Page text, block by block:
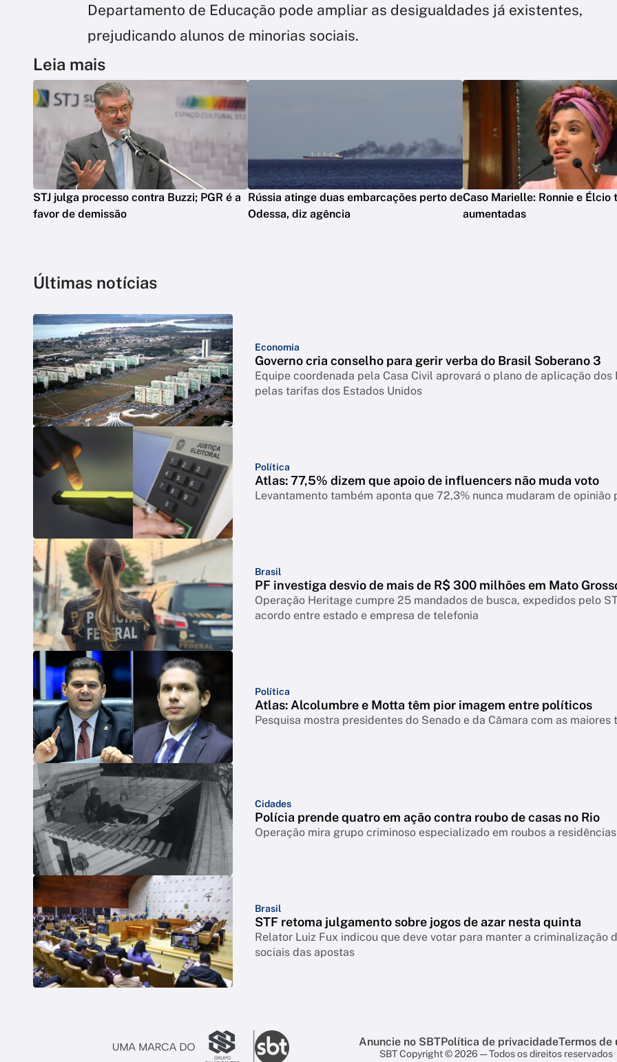
Departamento de Educação pode ampliar as desigualdades já existentes,
prejudicando alunos de minorias sociais.
Leia mais
STJ julga processo contra Buzzi; PGR é a
favor de demissão
Rússia atinge duas embarcações perto de
Odessa, diz agência
Caso Marielle: Ronnie e Élcio
aumentadas
Últimas notícias
Economia
Governo cria conselho para gerir verba do Brasil Soberano 3
Equipe coordenada pela Casa Civil aprovará o plano de aplicação
pelas tarifas dos Estados Unidos
Política
Atlas: 77,5% dizem que apoio de influencers não muda voto
Levantamento também aponta que 72,3% nunca mudaram de
Brasil
PF investiga desvio de mais de R$ 300 milhões em Mato
Operação Heritage cumpre 25 mandados de busca, expedidos pelo
acordo entre estado e empresa de telefonia
Política
Atlas: Alcolumbre e Motta têm pior imagem entre políticos
Pesquisa mostra presidentes do Senado e da Câmara com as
Cidades
Polícia prende quatro em ação contra roubo de casas no Rio
Operação mira grupo criminoso especializado em roubos a
Brasil
STF retoma julgamento sobre jogos de azar nesta quinta
Relator Luiz Fux indicou que deve votar para manter a criminalização
sociais das apostas
Anuncie no SBTPolítica de privacidadeTermos de
SBT Copyright © 2026 — Todos os direitos reservados